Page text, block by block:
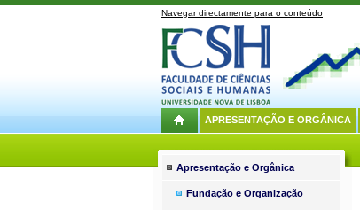
Navegar directamente para o conteúdo
APRESENTAÇÃO E ORGÂNICA
Apresentação e Orgânica
Fundação e Organização